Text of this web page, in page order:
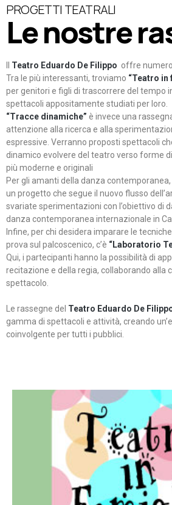
PROGETTI TEATRALI
Le nostre
Teatro Eduardo De Filippo offre
Tra le più interessanti, troviamo “Teatro in
per genitori e figli di trascorrere del tempo
spettacoli appositamente studiati per loro.
“Tracce dinamiche” è invece una
attenzione alla ricerca e alla
espressive. Verranno proposti spettacoli
dinamico evolvere del teatro verso forme
più moderne e originali
Per gli amanti della danza contemporanea,
un progetto che segue il nuovo flusso
svariate sperimentazioni con l’obiettivo di
danza contemporanea internazionale in
Infine, per chi desidera imparare le
prova sul palcoscenico, c’è “Laboratorio
Qui, i partecipanti hanno la possibilità di
recitazione e della regia, collaborando alla
spettacolo.
Le rassegne del Teatro Eduardo De
gamma di spettacoli e attività, creando
coinvolgente per tutti i pubblici.
Teatro In Famiglia è una rassegna
per far condividere e godere del
famiglia.
Continua